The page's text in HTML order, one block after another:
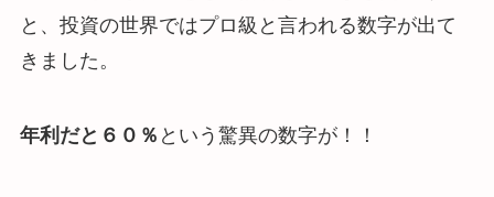
と、投資の世界ではプロ級と言われる数字が出て
きました。
年利だと６０％ という驚異の数字が！！